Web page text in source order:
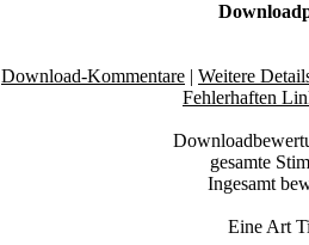
Download-Kommentare | Weitere
Fehlerhaften
gesamte
Ingesamt
Eine Art